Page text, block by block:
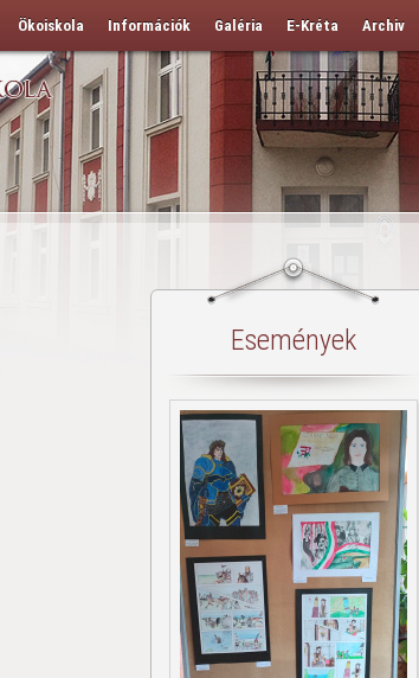
Ökoiskola Információk Galéria E-Kréta Archiv
Események